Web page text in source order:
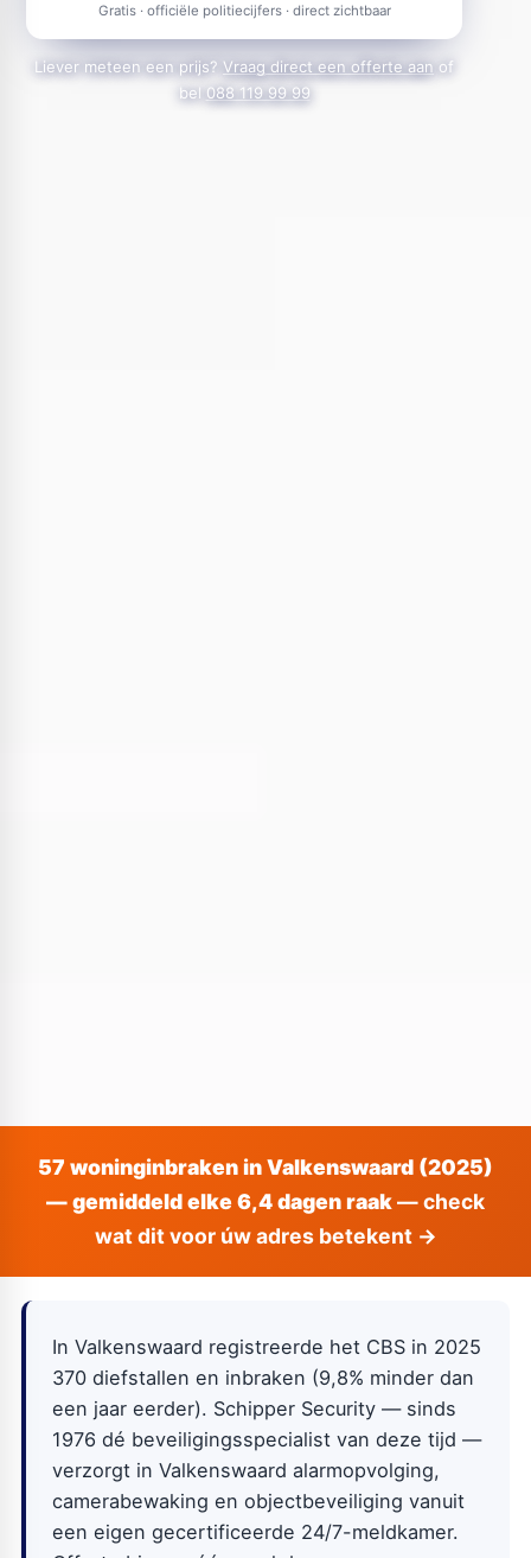
Gratis · officiële politiecijfers · direct zichtbaar
Liever meteen een prijs? Vraag direct een offerte aan of
bel 088 119 99 99
57 woninginbraken in Valkenswaard (2025)
— gemiddeld elke 6,4 dagen raak— check
wat dit voor úw adres betekent →
In Valkenswaard registreerde het CBS in 2025
370 diefstallen en inbraken (9,8% minder dan
een jaar eerder). Schipper Security — sinds
1976 dé beveiligingsspecialist van deze tijd —
verzorgt in Valkenswaard alarmopvolging,
camerabewaking en objectbeveiliging vanuit
een eigen gecertificeerde 24/7-meldkamer.